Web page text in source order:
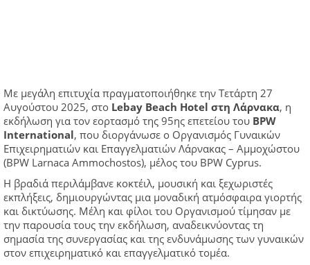
Με μεγάλη επιτυχία πραγματοποιήθηκε την Τετάρτη 27
Αυγούστου 2025, στο Lebay Beach Hotel στη Λάρνακα, η
εκδήλωση για τον εορτασμό της 95ης επετείου του BPW
International, που διοργάνωσε ο Οργανισμός Γυναικών
Επιχειρηματιών και Επαγγελματιών Λάρνακας – Αμμοχώστου
(BPW Larnaca Ammochostos), μέλος του BPW Cyprus.
Η βραδιά περιλάμβανε κοκτέιλ, μουσική και ξεχωριστές
εκπλήξεις, δημιουργώντας μια μοναδική ατμόσφαιρα γιορτής
και δικτύωσης. Μέλη και φίλοι του Οργανισμού τίμησαν με
την παρουσία τους την εκδήλωση, αναδεικνύοντας τη
σημασία της συνεργασίας και της ενδυνάμωσης των γυναικών
στον επιχειρηματικό και επαγγελματικό τομέα.